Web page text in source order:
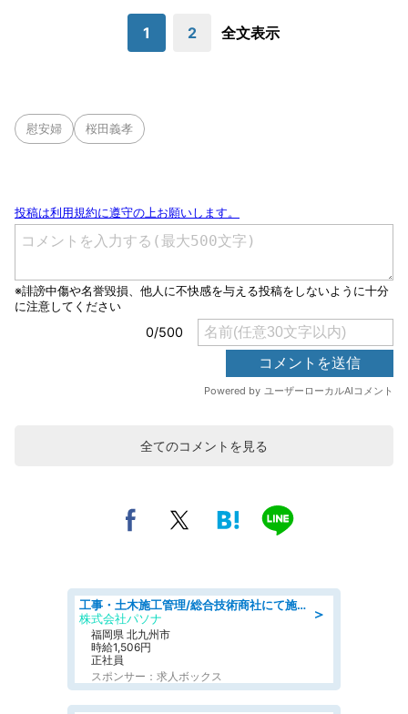
1 2 全文表示
慰安婦 桜田義孝
全てのコメントを見る
＞
工事・土木施工管理/総合技術商社にて施工管理のお仕事/即日勤務可/車通勤可/工事・土木施工管理/生産・品質管理
株式会社パソナ
福岡県 北九州市
時給1,506円
正社員
スポンサー：求人ボックス